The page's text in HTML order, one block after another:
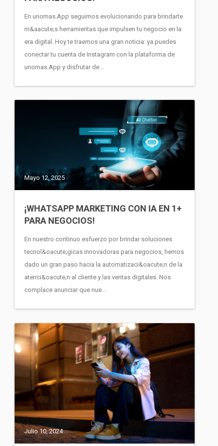
En unomas.App seguimos evolucionando para brindarte
m&aacute;s herramientas que impulsen tu negocio en la
era digital. Hoy te traemos una gran noticia: ya puedes
conectar tu cuenta de Instagram con la plataforma de
unomas.App y disfrutar de...
Mayo 12, 2025
¡WHATSAPP MARKETING CON IA EN 1+
PARA NEGOCIOS!
En nuestro continuo esfuerzo por brindar soluciones
tecnol&oacute;gicas innovadoras para negocios, hemos
dado un gran paso hacia la automatizaci&oacute;n de la
atenci&oacute;n al cliente y las ventas digitales. Nos
complace anunciar que nue...
Julio 10, 2024